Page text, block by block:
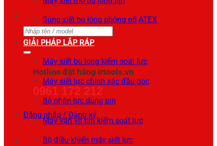
Tìm
kiếm:
Hotline đặt hàng irtools.vn
0961 172 212
Đăng nhập / Đăng ký
Súng xiết bu lông phòng nổ ATEX
GIẢI PHÁP LẮP RÁP
Máy siết bu long kiểm soát lực
Máy siết lực chính xác đầu góc
Bộ nhân lực dùng pin
Máy vặn vít pin kiểm soát lực
Bộ điều khiển máy siết lực